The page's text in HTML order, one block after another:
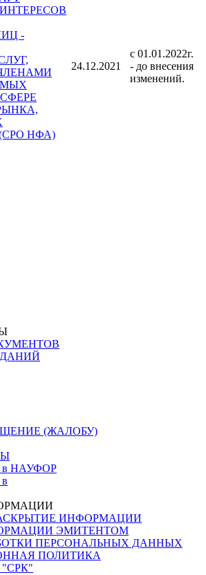
-
НФА)
24.12.2021
c 01.01.2022г.
- до внесения
изменений.
(ЖАЛОБУ)
в НАУФОР
ИНФОРМАЦИИ
ЭМИТЕНТОМ
ПЕРСОНАЛЬНЫХ ДАННЫХ
ПОЛИТИКА